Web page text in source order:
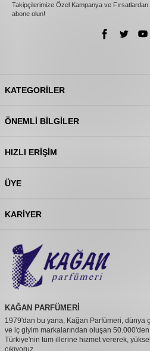
Takipçilerimize Özel Kampanya ve
abone olun!
KATEGORILER
ÖNEMLI BILGILER
HIZLI ERIŞIM
ÜYE
KARIYER
KAĞAN PARFÜMERİ
1979'dan bu yana, Kağan Parfümeri, dünya
ve iç giyim markalarından oluşan
Türkiye'nin tüm illerine hizmet vererek,
çıkıyoruz.